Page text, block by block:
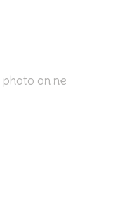
photo on ne